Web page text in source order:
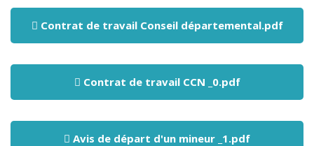
Contrat de travail Conseil départemental.pdf
Contrat de travail CCN _0.pdf
Avis de départ d'un mineur _1.pdf